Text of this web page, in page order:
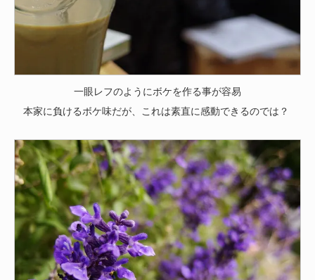
一眼レフのようにボケを作る事が容易
本家に負けるボケ味だが、これは素直に感動できるのでは？